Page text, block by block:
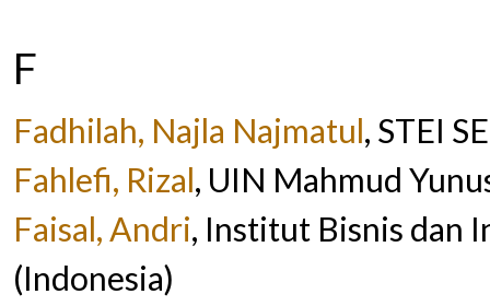
F
Fadhilah, Najla Najmatul, STEI
Fahlefi, Rizal, UIN Mahmud
Faisal, Andri, Institut Bisnis dan
(Indonesia)